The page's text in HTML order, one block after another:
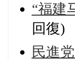
“福建
回復)
民進